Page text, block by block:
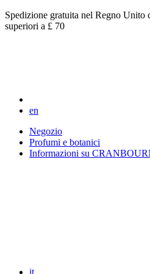
Spedizione gratuita nel Regno Unito
superiori a £ 70
en
Negozio
Profumi e botanici
Informazioni su
it